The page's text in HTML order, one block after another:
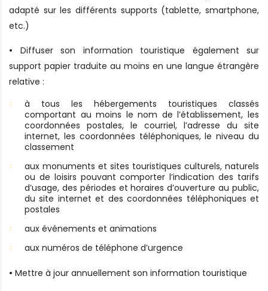
adapté sur les différents supports (tablette, smartphone,
etc.)
• Diffuser son information touristique également sur
support papier traduite au moins en une langue étrangère
relative :
à tous les hébergements touristiques classés
comportant au moins le nom de l’établissement, les
coordonnées postales, le courriel, l’adresse du site
internet, les coordonnées téléphoniques, le niveau du
classement
aux monuments et sites touristiques culturels, naturels
ou de loisirs pouvant comporter l’indication des tarifs
d’usage, des périodes et horaires d’ouverture au public,
du site internet et des coordonnées téléphoniques et
postales
aux événements et animations
aux numéros de téléphone d’urgence
• Mettre à jour annuellement son information touristique